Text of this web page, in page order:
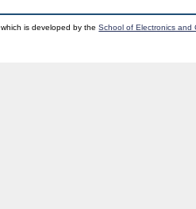
which is developed by theSchool of Electronics and